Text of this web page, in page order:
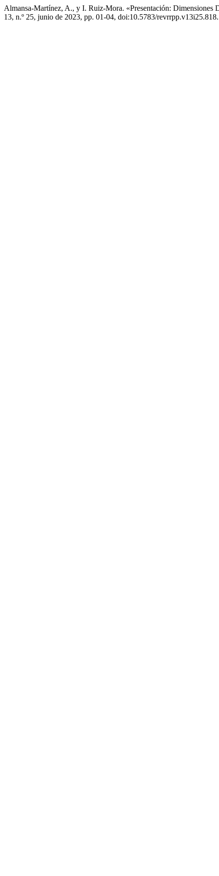
Almansa-Martínez, A., y I. Ruiz-Mora. «Presentación: Dimensiones
13, n.º 25, junio de 2023, pp. 01-04, doi:10.5783/revrrpp.v13i25.818.